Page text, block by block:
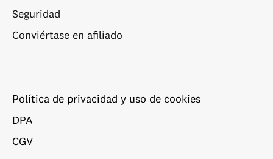
Seguridad
Conviértase en afiliado
Política de privacidad y uso de cookies
DPA
CGV